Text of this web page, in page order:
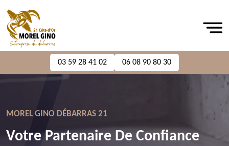
03 59 28 41 02 06 08 90 80 30
MOREL GINO DÉBARRAS 21
Votre Partenaire De Confiance